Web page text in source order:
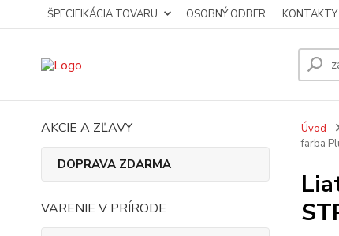
ŠPECIFIKÁCIA TOVARU OSOBNÝ ODBER KONTAKTY
AKCIE A ZĽAVY
DOPRAVA ZDARMA
VARENIE V PRÍRODE
Úvod
farba